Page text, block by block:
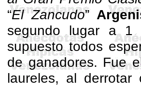
“El Zancudo”
segundo lugar a
supuesto todos
de ganadores. Fue
laureles, al